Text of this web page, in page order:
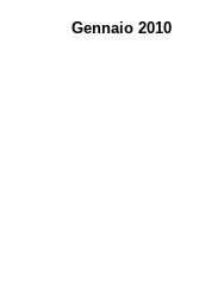
Gennaio 2010